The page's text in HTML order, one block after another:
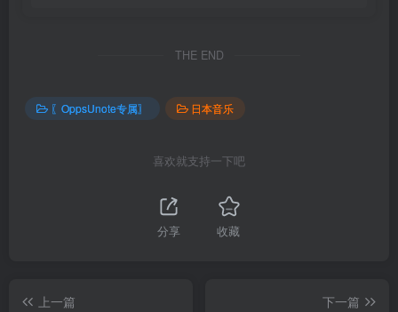
THE END
〖OppsUnote专属〗 日本音乐
喜欢就支持一下吧
分享 收藏
上一篇
下一篇